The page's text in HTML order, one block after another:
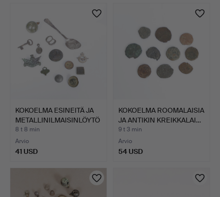
KOKOELMA ESINEITÄ JA
METALLINILMAISINLÖYTÖ
…
8 t 8 min
Arvio
41 USD
KOKOELMA ROOMALAISIA
JA ANTIKIN KREIKKALAI…
9 t 3 min
Arvio
54 USD